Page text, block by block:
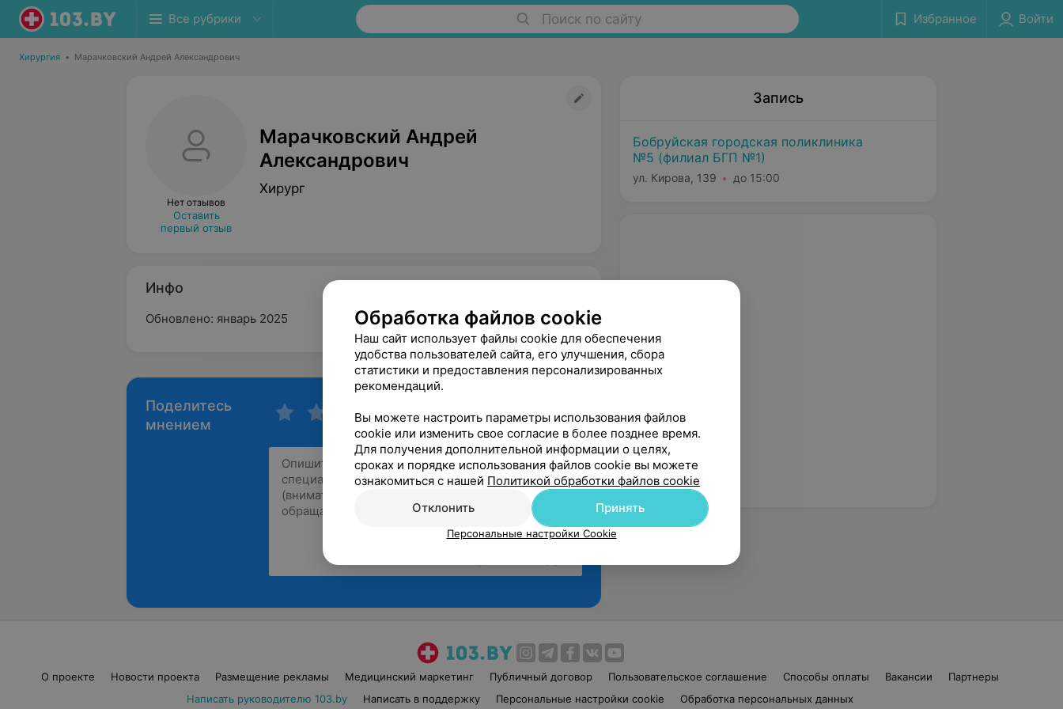
Все рубрики Поиск по сайту Избранное Войти
Хирургия • Марачковский Андрей Александрович
Нет отзывов
Оставить
первый отзыв
Марачковский Андрей
Александрович
Хирург
Инфо
Обновлено: январь 2025
Поделитесь
мнением
Запись
Бобруйская городская поликлиника
№5 (филиал БГП №1)
ул. Кирова, 139 до 15:00
О проекте Новости проекта Размещение рекламы Медицинский маркетинг Публичный договор Пользовательское соглашение Способы оплаты Вакансии
Партнеры
Написать руководителю 103.by
Написать в поддержку Персональные настройки cookie Обработка персональных данных
Обработка файлов cookie
Наш сайт использует файлы cookie для обеспечения
удобства пользователей сайта, его улучшения, сбора
статистики и предоставления персонализированных
рекомендаций.
Вы можете настроить параметры использования файлов
cookie или изменить свое согласие в более позднее время.
Для получения дополнительной информации о целях,
сроках и порядке использования файлов cookie вы можете
ознакомиться с нашей Политикой обработки файлов cookie
Отклонить
Принять
Персональные настройки Cookie